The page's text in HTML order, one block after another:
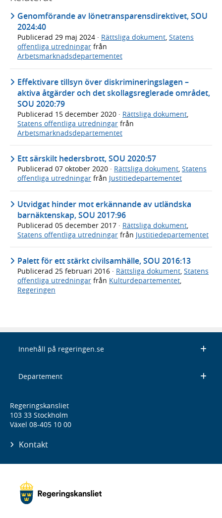
Genomförande av lönetransparensdirektivet, SOU
2024:40
Publicerad 29 maj 2024 · Rättsliga dokument, Statens
offentliga utredningar från
Arbetsmarknadsdepartementet
Effektivare tillsyn över diskrimineringslagen –
aktiva åtgärder och det skollagsreglerade området,
SOU 2020:79
Publicerad 15 december 2020 · Rättsliga dokument,
Statens offentliga utredningar från
Arbetsmarknadsdepartementet
Ett särskilt hedersbrott, SOU 2020:57
Publicerad 07 oktober 2020 · Rättsliga dokument, Statens
offentliga utredningar från Justitiedepartementet
Utvidgat hinder mot erkännande av utländska
barnäktenskap, SOU 2017:96
Publicerad 05 december 2017 · Rättsliga dokument,
Statens offentliga utredningar från Justitiedepartementet
Palett för ett stärkt civilsamhälle, SOU 2016:13
Publicerad 25 februari 2016 · Rättsliga dokument Statens
offentliga utredningar från Kulturdepartementet
Regeringen
Innehåll på regeringen.se
Departement
Regeringskansliet
103 33 Stockholm
Växel 08-405 10 00
Kontakt